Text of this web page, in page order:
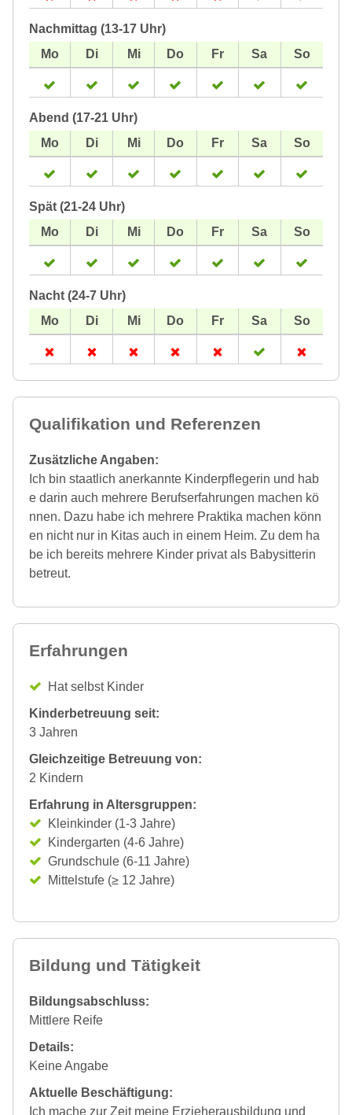
Nachmittag (13-17 Uhr)
Abend (17-21 Uhr)
Spät (21-24 Uhr)
Nacht (24-7 Uhr)
Qualifikation und Referenzen
Zusätzliche Angaben:
Ich bin staatlich anerkannte Kinderpflegerin und hab
e darin auch mehrere Berufserfahrungen machen kö
nnen. Dazu habe ich mehrere Praktika machen könn
en nicht nur in Kitas auch in einem Heim. Zu dem ha
be ich bereits mehrere Kinder privat als Babysitterin
betreut.
Erfahrungen
Hat selbst Kinder
Kinderbetreuung seit:
3 Jahren
Gleichzeitige Betreuung von:
2 Kindern
Erfahrung in Altersgruppen:
Kleinkinder (1-3 Jahre)
Kindergarten (4-6 Jahre)
Grundschule (6-11 Jahre)
Mittelstufe (≥ 12 Jahre)
Bildung und Tätigkeit
Bildungsabschluss:
Mittlere Reife
Details:
Keine Angabe
Aktuelle Beschäftigung:
Ich mache zur Zeit meine Erzieherausbildung und